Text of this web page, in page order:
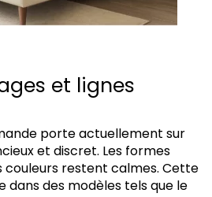
et lignes
porte actuellement sur
et discret. Les formes
couleurs restent calmes. Cette
dans des modèles tels que le